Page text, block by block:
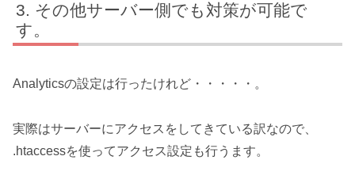
その他サーバー側でも対策が可能で
す。
Analyticsの設定は行ったけれど・・・・・。
実際はサーバーにアクセスをしてきている訳なので、
.htaccessを使ってアクセス設定も行うます。